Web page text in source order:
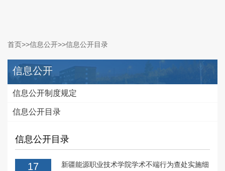
首页>>信息公开>>信息公开目录
信息公开
信息公开制度规定
信息公开目录
信息公开目录
17
新疆能源职业技术学院学术不端行为查处实施细